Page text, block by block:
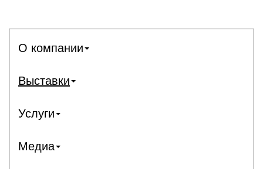
О компании
Выставки
Услуги
Медиа